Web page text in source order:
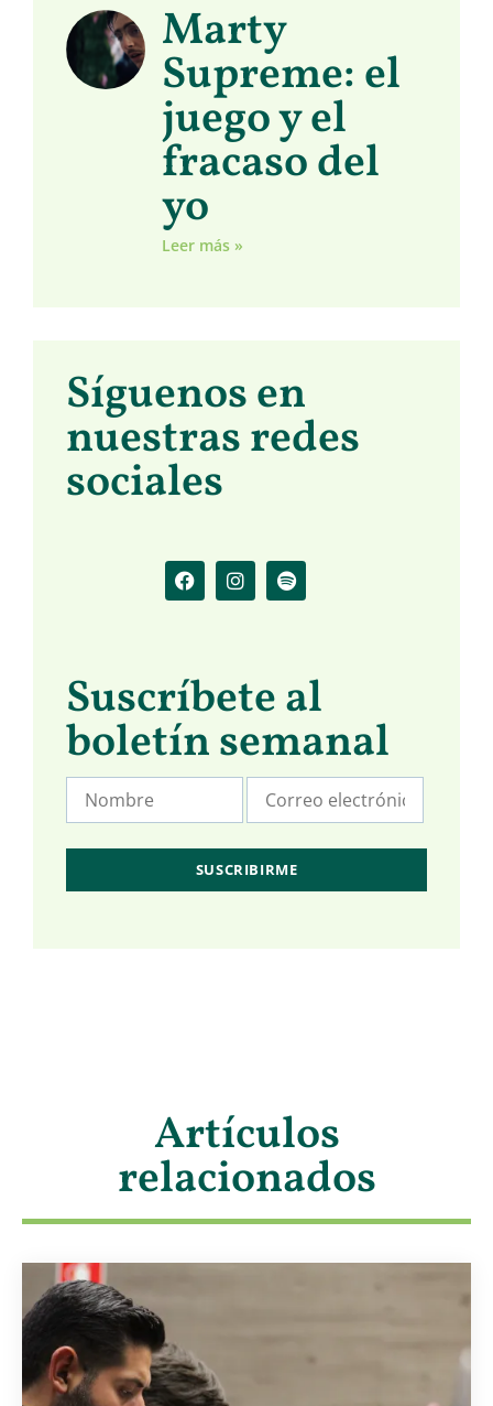
Marty
Supreme: el
juego y el
fracaso del
yo
Leer más »
Síguenos en
nuestras redes
sociales
Suscríbete al
boletín semanal
Artículos
relacionados